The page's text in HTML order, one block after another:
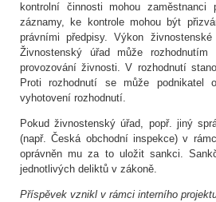
kontrolní činnosti mohou
záznamy, ke kontrole mohou být
právními předpisy. Výkon
Živnostenský úřad může
provozování živnosti. V rozhodnutí
Proti rozhodnutí se může podnikatel
vyhotovení rozhodnutí.
Pokud živnostenský úřad, popř. jiný
(např. Česká obchodní inspekce) v
oprávněn mu za to uložit sankci.
jednotlivých deliktů v zákoně.
Příspěvek vznikl v rámci interního